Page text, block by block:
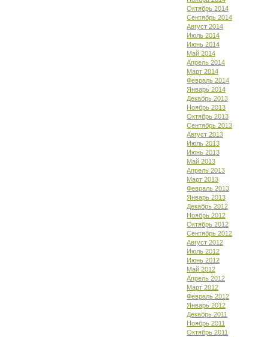
Октябрь 2014
Сентябрь 2014
Август 2014
Июль 2014
Июнь 2014
Май 2014
Апрель 2014
Март 2014
Февраль 2014
Январь 2014
Декабрь 2013
Ноябрь 2013
Октябрь 2013
Сентябрь 2013
Август 2013
Июль 2013
Июнь 2013
Май 2013
Апрель 2013
Март 2013
Февраль 2013
Январь 2013
Декабрь 2012
Ноябрь 2012
Октябрь 2012
Сентябрь 2012
Август 2012
Июль 2012
Июнь 2012
Май 2012
Апрель 2012
Март 2012
Февраль 2012
Январь 2012
Декабрь 2011
Ноябрь 2011
Октябрь 2011